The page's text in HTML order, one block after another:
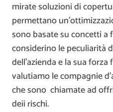
mirate soluzioni di
permettano
sono basate su concetti
considerino le peculiarità
dell’azienda e la sua
valutiamo le compagnie
che sono chiamate ad
deii rischi.